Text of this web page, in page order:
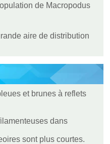
de Macropodus
aire de distribution
et brunes à reflets
dans
sont plus courtes.